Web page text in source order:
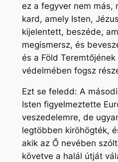
ez a fegyver nem más,
kard, amely Isten,
kijelentett, beszéde,
megismersz, és
és a Föld
védelmében fogsz
Ezt se feledd: A
Isten figyelmeztette
veszedelemre, de
legtöbben kiröhögték,
akik az Ő nevében
követve a halál útját